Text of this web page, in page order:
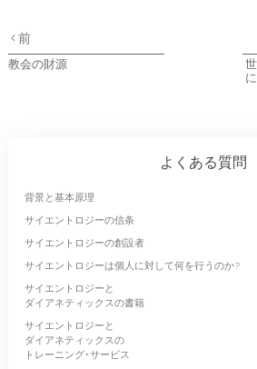
前
教会の財源
よくある質問
背景と基本原理
サイエントロジーの信条
サイエントロジーの創設者
サイエントロジーは個人に対して何を行うのか?
サイエントロジーと
ダイアネティックスの書籍
サイエントロジーと
ダイアネティックスの
トレーニング･サービス